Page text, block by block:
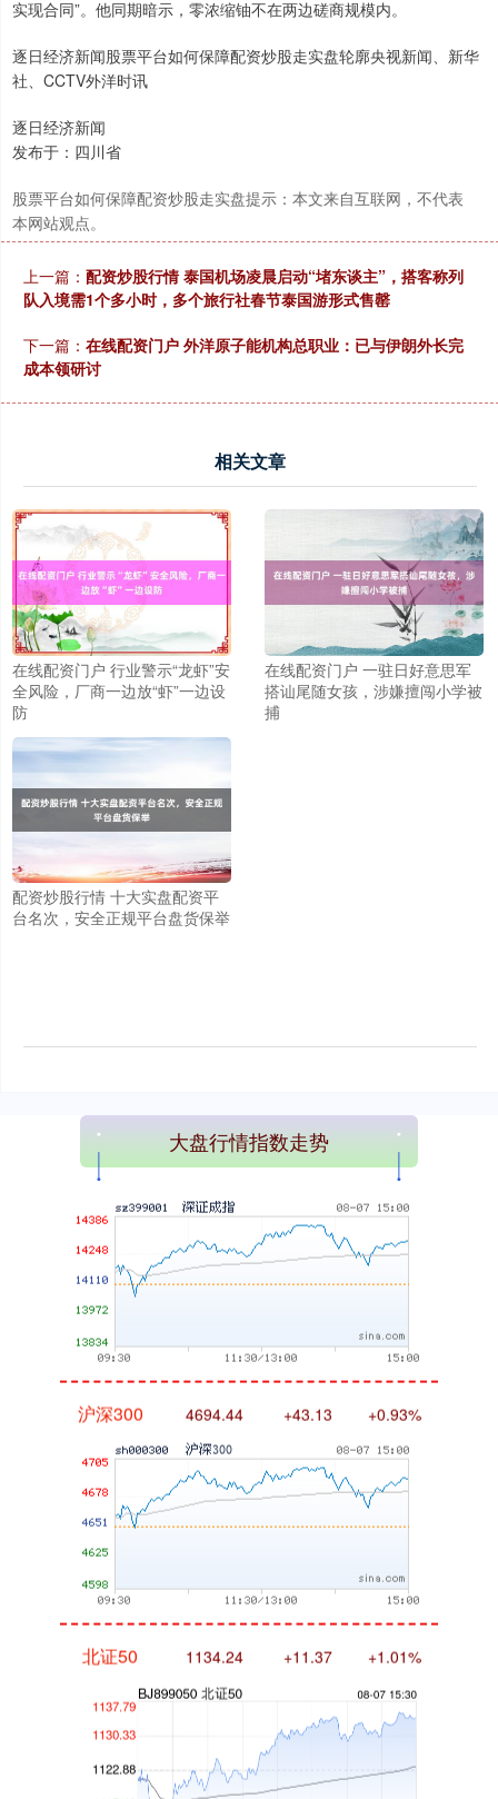
实现合同”。他同期暗示，零浓缩铀不在两边磋商规模内。
逐日经济新闻股票平台如何保障配资炒股走实盘轮廓央视新闻、新华
社、CCTV外洋时讯
逐日经济新闻
发布于：四川省
股票平台如何保障配资炒股走实盘提示：本文来自互联网，不代表
本网站观点。
上一篇： 配资炒股行情 泰国机场凌晨启动“堵东谈主”，搭客称列
队入境需1个多小时，多个旅行社春节泰国游形式售罄
下一篇： 在线配资门户 外洋原子能机构总职业：已与伊朗外长完
成本领研讨
相关文章
在线配资门户 行业警示“龙虾”安
全风险，厂商一边放“虾”一边设
防
在线配资门户 一驻日好意思军
搭讪尾随女孩，涉嫌擅闯小学被
捕
配资炒股行情 十大实盘配资平
台名次，安全正规平台盘货保举
大盘行情指数走势
上证综指 3940.04
深证成指 14311.01 +200.89 +1.42%